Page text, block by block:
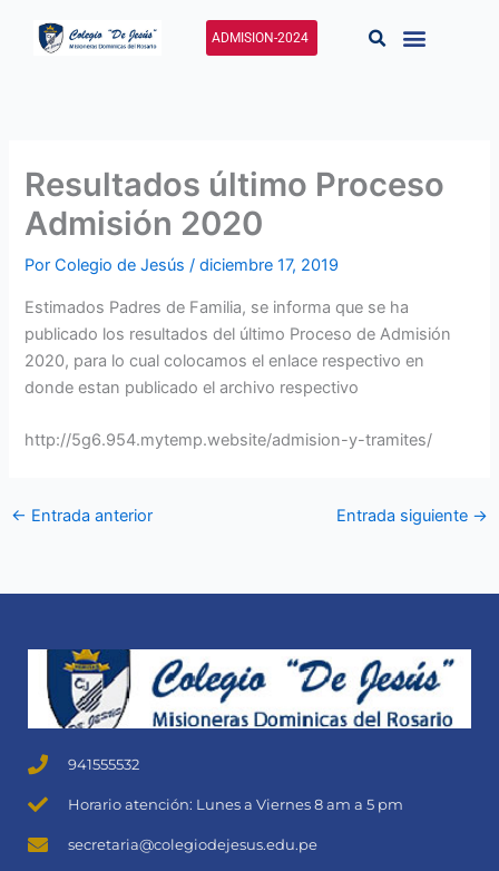
ADMISION-2024
Resultados último Proceso
Admisión 2020
PorColegio de Jesús/diciembre 17, 2019
Estimados Padres de Familia, se informa que se ha
publicado los resultados del último Proceso de Admisión
2020, para lo cual colocamos el enlace respectivo en
donde estan publicado el archivo respectivo
http://5g6.954.mytemp.website/admision-y-tramites/
← Entrada anterior Entrada siguiente →
941555532
Horario atención: Lunes a Viernes 8 am a 5 pm
secretaria@colegiodejesus.edu.pe